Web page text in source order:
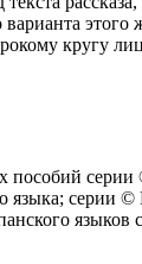
варианта
кругу
серии
серии ©